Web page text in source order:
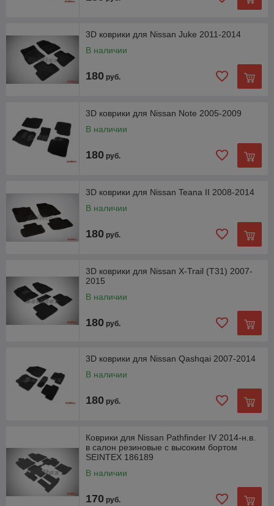
3D коврики для Nissan Juke 2011-2014
В наличии
180 руб.
3D коврики для Nissan Note 2005-2009
В наличии
180 руб.
3D коврики для Nissan Teana II 2008-2014
В наличии
180 руб.
3D коврики для Nissan X-Trail (T31) 2007-
2015
В наличии
180 руб.
3D коврики для Nissan Qashqai 2007-2014
В наличии
180 руб.
Коврики для Nissan Pathfinder IV 2014-н.в.
в салон резиновые с высоким бортом
SEINTEX 186189
В наличии
170 руб.